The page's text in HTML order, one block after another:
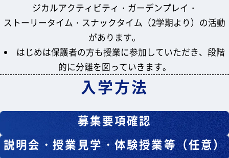
ジカルアクティビティ・ガーデンプレイ・
ストーリータイム・スナックタイム（2学期より）の活動
があります。
はじめは保護者の方も授業に参加していただき、段階
的に分離を図っていきます。
入学方法
募集要項確認
説明会・授業見学・体験授業等（任意）